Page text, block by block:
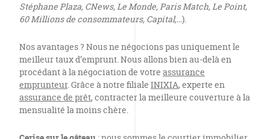
Stéphane Plaza, CNews, Le Monde, Paris Match, Le Point,
60 Millions de consommateurs, Capital,…).
Nos avantages ? Nous ne négocions pas uniquement le
meilleur taux d’emprunt. Nous allons bien au-delà en
procédant à la négociation de votre assurance
emprunteur. Grâce à notre filiale INIXIA, experte en
assurance de prêt, contracter la meilleure couverture à la
mensualité la moins chère.